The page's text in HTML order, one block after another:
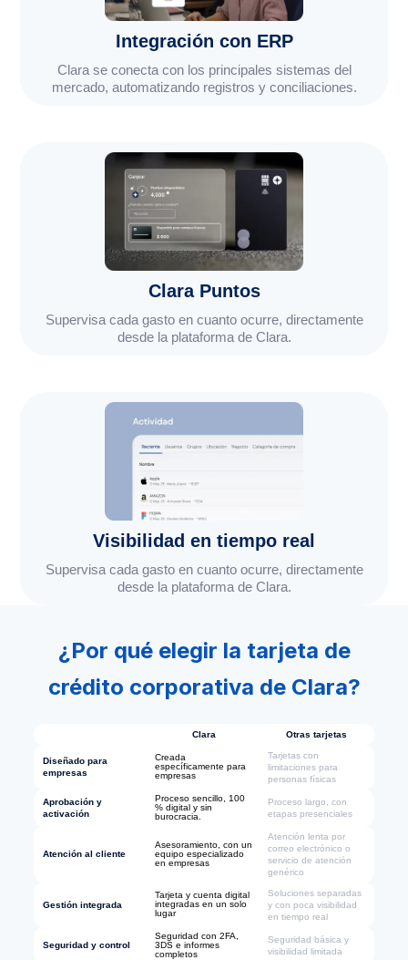
Integración con ERP
Clara se conecta con los principales sistemas del
mercado, automatizando registros y conciliaciones.
Clara Puntos
Supervisa cada gasto en cuanto ocurre, directamente
desde la plataforma de Clara.
Visibilidad en tiempo real
Supervisa cada gasto en cuanto ocurre, directamente
desde la plataforma de Clara.
¿Por qué elegir la tarjeta de
crédito corporativa de Clara?
Clara Otras tarjetas
Diseñado para
empresas
Creada
específicamente para
empresas
Tarjetas con
limitaciones para
personas físicas
Aprobación y
activación
Proceso sencillo, 100
% digital y sin
burocracia.
Proceso largo, con
etapas presenciales
Atención al cliente
Asesoramiento, con un
equipo especializado
en empresas
Atención lenta por
correo electrónico o
servicio de atención
genérico
Gestión integrada
Tarjeta y cuenta digital
integradas en un solo
lugar
Soluciones separadas
y con poca visibilidad
en tiempo real
Seguridad y control
Seguridad con 2FA,
3DS e informes
completos
Seguridad básica y
visibilidad limitada